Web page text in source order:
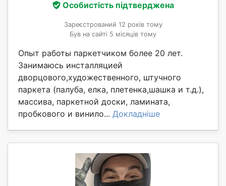
Особистість підтверджена
Зареєстрований 12 років тому
Був на сайті 5 місяців тому
Опыт работы паркетчиком более 20 лет.
Занимаюсь инсталляцией
дворцового,художественного, штучного
паркета (палуба, елка, плетенка,шашка и т.д.),
массива, паркетной доски, ламината,
пробкового и винило... Докладніше